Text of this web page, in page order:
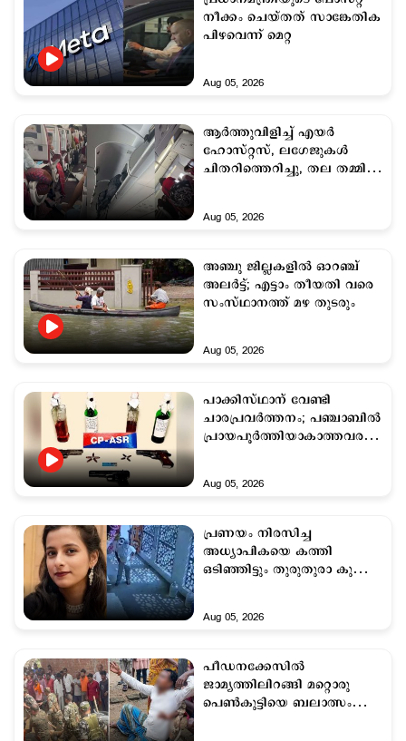
നീക്കം ചെയ്തത് സാങ്കേതിക
പിഴവെന്ന് മെറ്റ
Aug 05, 2026
ആര്‍ത്തുവിളിച്ച് എയര്‍
ഹോസ്റ്റസ്, ലഗേജുകള്‍
ചിതറിത്തെറിച്ചു, തല തമ്മില്‍
ഇന്ത്യ വിമാനം
Aug 05, 2026
അഞ്ചു ജില്ലകളില്‍ ഓറഞ്ച്
അലര്‍ട്ട്; എട്ടാം തീയതി വരെ
സംസ്ഥാനത്ത് മഴ തുടരും
Aug 05, 2026
പാക്കിസ്ഥാന് വേണ്ടി
ചാരപ്രവര്‍ത്തനം; പഞ്ചാബില്‍
പ്രായപൂര്‍ത്തിയാകാത്തവരടക്കം
Aug 05, 2026
പ്രണയം നിരസിച്ച
അധ്യാപികയെ കത്തി
ഒടിഞ്ഞിട്ടും തുരുതുരാ കുത്തി;
Aug 05, 2026
പീഡനക്കേസില്‍
ജാമ്യത്തിലിറങ്ങി മറ്റൊരു
പെണ്‍കുട്ടിയെ ബലാത്സംഗം